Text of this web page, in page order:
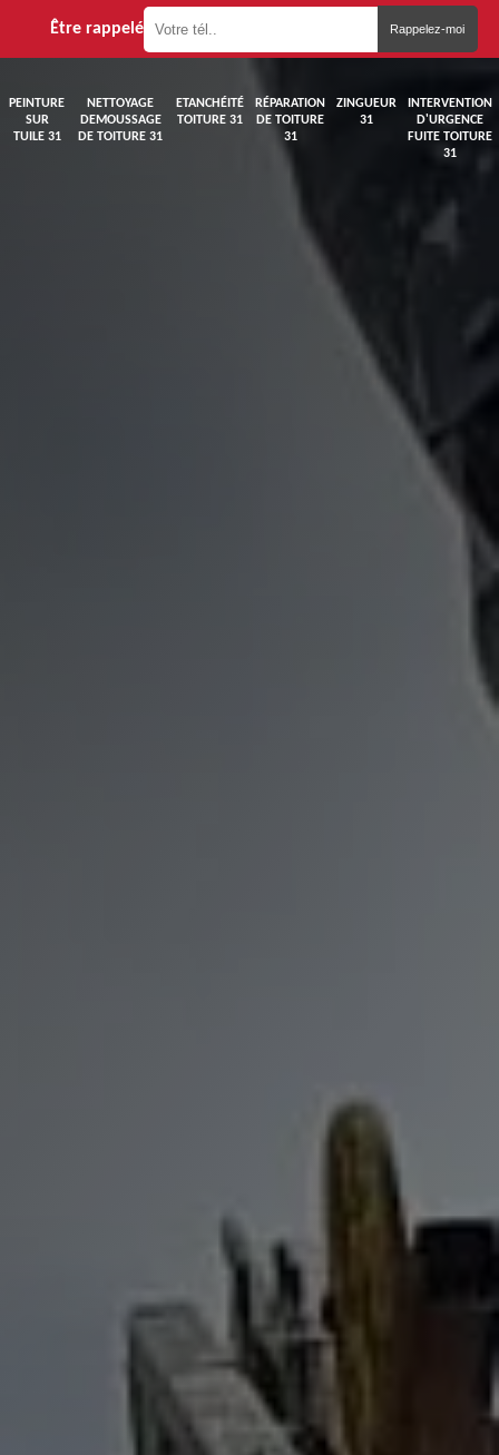
Être rappelé
PEINTURE
SUR
TUILE 31
NETTOYAGE
DEMOUSSAGE
DE TOITURE 31
ETANCHÉITÉ
TOITURE 31
RÉPARATION
DE TOITURE
31
ZINGUEUR
31
INTERVENTION
D'URGENCE
FUITE TOITURE
31